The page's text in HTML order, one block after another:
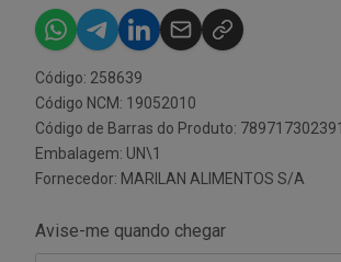
Código: 258639
Código NCM: 19052010
Código de Barras do Produto:
Embalagem: UN\1
Fornecedor: MARILAN ALIMENTOS S/A
Avise-me quando chegar